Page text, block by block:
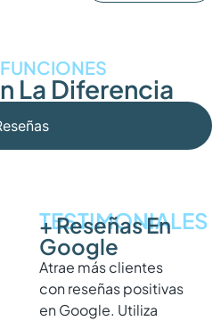
La Diferencia
TESTIMONIALES
+ Reseñas En
Google
Atrae más clientes
con reseñas positivas
en Google. Utiliza